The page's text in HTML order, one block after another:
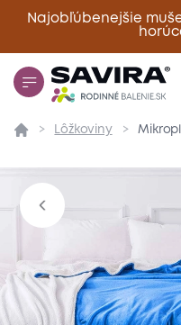
Najobľúbenejšie
Prehľad
Lôžkoviny